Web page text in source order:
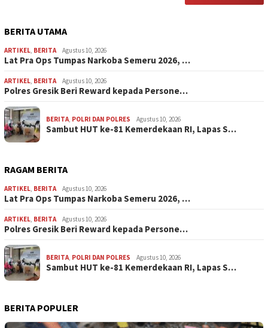
BERITA UTAMA
ARTIKEL, BERITA Agustus 10, 2026
Lat Pra Ops Tumpas Narkoba Semeru 2026, …
ARTIKEL, BERITA Agustus 10, 2026
Polres Gresik Beri Reward kepada Persone…
BERITA, POLRI DAN POLRES Agustus 10, 2026
Sambut HUT ke-81 Kemerdekaan RI, Lapas S…
RAGAM BERITA
ARTIKEL, BERITA Agustus 10, 2026
Lat Pra Ops Tumpas Narkoba Semeru 2026, …
ARTIKEL, BERITA Agustus 10, 2026
Polres Gresik Beri Reward kepada Persone…
BERITA, POLRI DAN POLRES Agustus 10, 2026
Sambut HUT ke-81 Kemerdekaan RI, Lapas S…
BERITA POPULER